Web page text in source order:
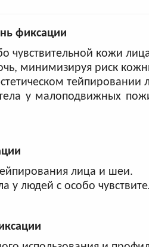
фиксации
чувствительной кожи
минимизируя риск
у малоподвижных
лица и шеи.
у людей с особо